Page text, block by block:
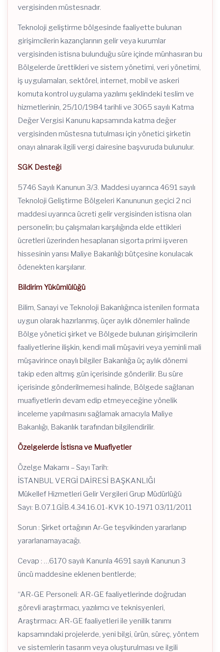
vergisinden müstesnadır.
Teknoloji geliştirme bölgesinde faaliyette bulunan
girişimcilerin kazançlarının gelir veya kurumlar
vergisinden istisna bulunduğu süre içinde münhasıran bu
Bölgelerde ürettikleri ve sistem yönetimi, veri yönetimi,
iş uygulamaları, sektörel, internet, mobil ve askeri
komuta kontrol uygulama yazılımı şeklindeki teslim ve
hizmetlerinin, 25/10/1984 tarihli ve 3065 sayılı Katma
Değer Vergisi Kanunu kapsamında katma değer
vergisinden müstesna tutulması için yönetici şirketin
onayı alınarak ilgili vergi dairesine başvuruda bulunulur.
SGK Desteği
5746 Sayılı Kanunun 3/3. Maddesi uyarınca 4691 sayılı
Teknoloji Geliştirme Bölgeleri Kanununun geçici 2 nci
maddesi uyarınca ücreti gelir vergisinden istisna olan
personelin; bu çalışmaları karşılığında elde ettikleri
ücretleri üzerinden hesaplanan sigorta primi işveren
hissesinin yarısı Maliye Bakanlığı bütçesine konulacak
ödenekten karşılanır.
Bildirim Yükümlülüğü
Bilim, Sanayi ve Teknoloji Bakanlığınca istenilen formata
uygun olarak hazırlanmış, üçer aylık dönemler halinde
Bölge yönetici şirket ve Bölgede bulunan girişimcilerin
faaliyetlerine ilişkin, kendi mali müşaviri veya yeminli mali
müşavirince onaylı bilgiler Bakanlığa üç aylık dönemi
takip eden altmış gün içerisinde gönderilir. Bu süre
içerisinde gönderilmemesi halinde, Bölgede sağlanan
muafiyetlerin devam edip etmeyeceğine yönelik
inceleme yapılmasını sağlamak amacıyla Maliye
Bakanlığı, Bakanlık tarafından bilgilendirilir.
Özelgelerde İstisna ve Muafiyetler
Özelge Makamı – Sayı Tarih:
İSTANBUL VERGİ DAİRESİ BAŞKANLIĞI
Mükellef Hizmetleri Gelir Vergileri Grup Müdürlüğü
Sayı: B.07.1.GİB.4.34.16.01-KVK 10-1971 03/11/2011
Sorun : Şirket ortağının Ar-Ge teşvikinden yararlanıp
yararlanamayacağı.
Cevap : …6170 sayılı Kanunla 4691 sayılı Kanunun 3
üncü maddesine eklenen bentlerde;
“AR-GE Personeli: AR-GE faaliyetlerinde doğrudan
görevli araştırmacı, yazılımcı ve teknisyenleri,
Araştırmacı: AR-GE faaliyetleri ile yenilik tanımı
kapsamındaki projelerde, yeni bilgi, ürün, süreç, yöntem
ve sistemlerin tasarım veya oluşturulması ve ilgili